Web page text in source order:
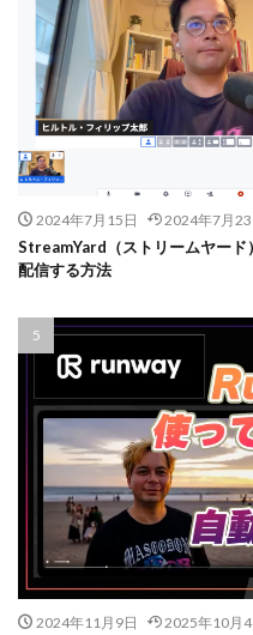
2024年7月15日 2024年7月23
StreamYard（ストリームヤード
配信する方法
2024年11月9日 2025年10月4